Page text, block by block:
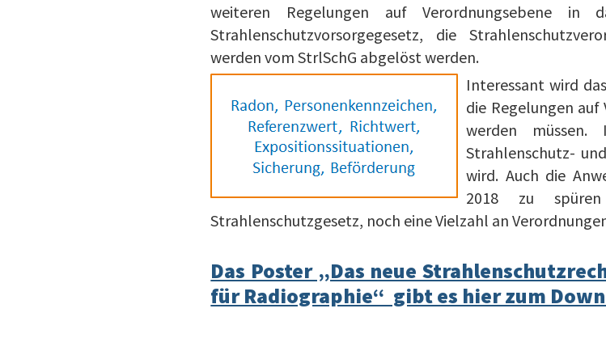
weiteren Regelungen auf Verordnungsebene in
Strahlenschutzvorsorgegesetz, die
werden vom StrlSchG abgelöst werden.
Interessant wird
die Regelungen
werden
Strahlenschutz-
wird. Auch die
2018 zu
Strahlenschutzgesetz, noch eine Vielzahl an
Das Poster „Das neue
für Radiographie“ gibt es hier zum